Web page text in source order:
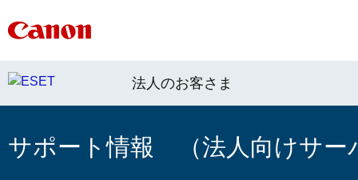
法人のお客さま
サポート情報 （法人向けサー